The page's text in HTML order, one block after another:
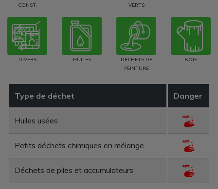
CONST.
VERTS
DIVERS HUILES
DÉCHETS DE
PEINTURE
BOIS
Type de déchet Danger
Huiles usées
Petits déchets chimiques en mélange
Déchets de piles et accumulateurs